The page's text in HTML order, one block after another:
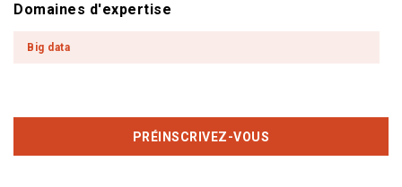
Domaines d'expertise
Big data
PRÉINSCRIVEZ-VOUS